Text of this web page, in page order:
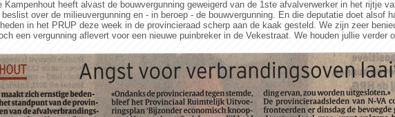
Kampenhout heeft alvast de bouwvergunning geweigerd van de 1ste afvalverwerker in het rijtje
over de milieuvergunning en - in beroep - de bouwvergunning. En die deputatie doet alsof
in het PRUP deze week in de provincieraad scherp aan de kaak gesteld. We zijn zeer
een vergunning aflevert voor een nieuwe puinbreker in de Vekestraat. We houden jullie verder